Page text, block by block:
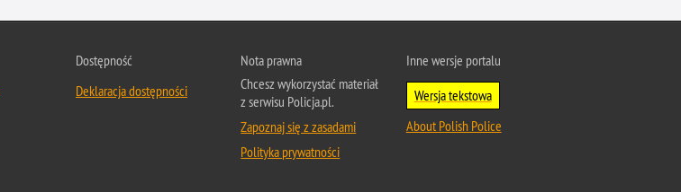
Przestępczość farmaceutyczna
Przestępczość gospodarcza
Przestępczość internetowa
Przestępczość komputerowa
Przestępczość kryminalna
Dostępność
Deklaracja dostępności
Nota prawna
Chcesz wykorzystać materiał
z serwisu Policja.pl.
Zapoznaj się z zasadami
Polityka prywatności
Inne wersje portalu
Wersja tekstowa
About Polish Police